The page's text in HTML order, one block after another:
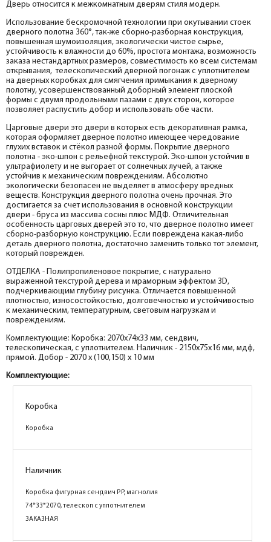
Притворная планка МДФ PP, белый 30*8*2070
-
0 + шт. help_outline
Притворная планка
Дверь относится к межкомнатным дверям стиля модерн.
Использование бескромочной технологии при окутывании стоек
дверного полотна 360°, так-же сборно-разборная конструкция,
повышенная шумоизоляция, экологически чистое сырье,
устойчивость к влажности до 60%, простота монтажа, возможность
заказа нестандартных размеров, совместимость ко всем системам
открывания, телескопический дверной погонаж с уплотнителем
на дверных коробках для смягчения примыкания к дверному
полотну, усовершенствованный доборный элемент плоской
формы с двумя продольными пазами с двух сторон, которое
позволяет распустить добор и использовать обе части.
Царговые двери это двери в которых есть декоративная рамка,
которая оформляет дверное полотно имеющее чередование
глухих вставок и стёкол разной формы. Покрытие дверного
полотна - эко-шпон с рельефной текстурой. Эко-шпон устойчив в
ультрафиолету и не выгорает от солнечных лучей, а также
устойчив к механическим повреждениям. Абсолютно
экологически безопасен не выделяет в атмосферу вредных
веществ. Конструкция дверного полотна очень прочная. Это
достигается за счет использования в основной конструкции
двери - бруса из массива сосны плюс МДФ. Отличительная
особенность царговых дверей это то, что дверное полотно имеет
сборно-разборную конструкцию. Если повреждена какая-либо
деталь дверного полотна, достаточно заменить только тот элемент,
который поврежден.
ОТДЕЛКА - Полипропиленовое покрытие, с натурально
выраженной текстурой дерева и мраморным эффектом 3D,
подчеркивающим глубину рисунка. Отличается повышенной
плотностью, износостойкостью, долговечностью и устойчивостью
к механическим, температурным, световым нагрузкам и
повреждениям.
Комплектующие: Коробка: 2070х74х33 мм, сендвич,
телескопическая, с уплотнителем. Наличник - 2150х75х16 мм, мдф,
прямой. Добор - 2070 х (100,150) х 10 мм
Комплектующие:
Коробка
Коробка
Наличник
Коробка фигурная сендвич PP, магнолия
74*33*2070, телескоп с уплотнителем
ЗАКАЗНАЯ